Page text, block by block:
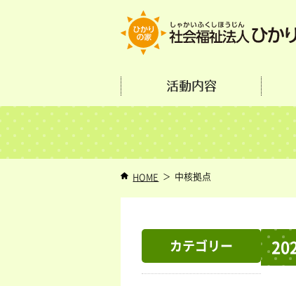
活動内容
HOME 中核拠点
カテゴリー